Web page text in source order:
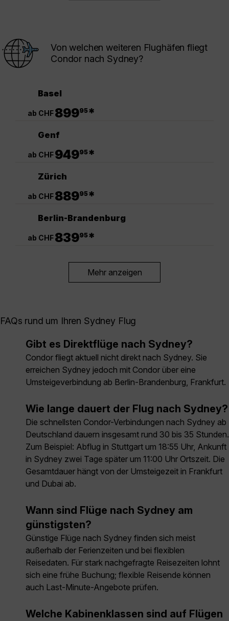
Von welchen weiteren Flughäfen fliegt
Condor nach Sydney?
Basel
ab CHF89995*
Genf
ab CHF94995*
Zürich
ab CHF88995*
Berlin-Brandenburg
ab CHF83995*
Mehr anzeigen
FAQs rund um Ihren Sydney Flug
Gibt es Direktflüge nach Sydney?
Condor fliegt aktuell nicht direkt nach Sydney. Sie
erreichen Sydney jedoch mit Condor über eine
Umsteigeverbindung ab Berlin-Brandenburg, Frankfurt.
Wie lange dauert der Flug nach Sydney?
Die schnellsten Condor-Verbindungen nach Sydney ab
Deutschland dauern insgesamt rund 30 bis 35 Stunden.
Zum Beispiel: Abflug in Stuttgart um 18:55 Uhr, Ankunft
in Sydney zwei Tage später um 11:00 Uhr Ortszeit. Die
Gesamtdauer hängt von der Umsteigezeit in Frankfurt
und Dubai ab.
Wann sind Flüge nach Sydney am
günstigsten?
Günstige Flüge nach Sydney finden sich meist
außerhalb der Ferienzeiten und bei flexiblen
Reisedaten. Für stark nachgefragte Reisezeiten lohnt
sich eine frühe Buchung; flexible Reisende können
auch Last-Minute-Angebote prüfen.
Welche Kabinenklassen sind auf Flügen